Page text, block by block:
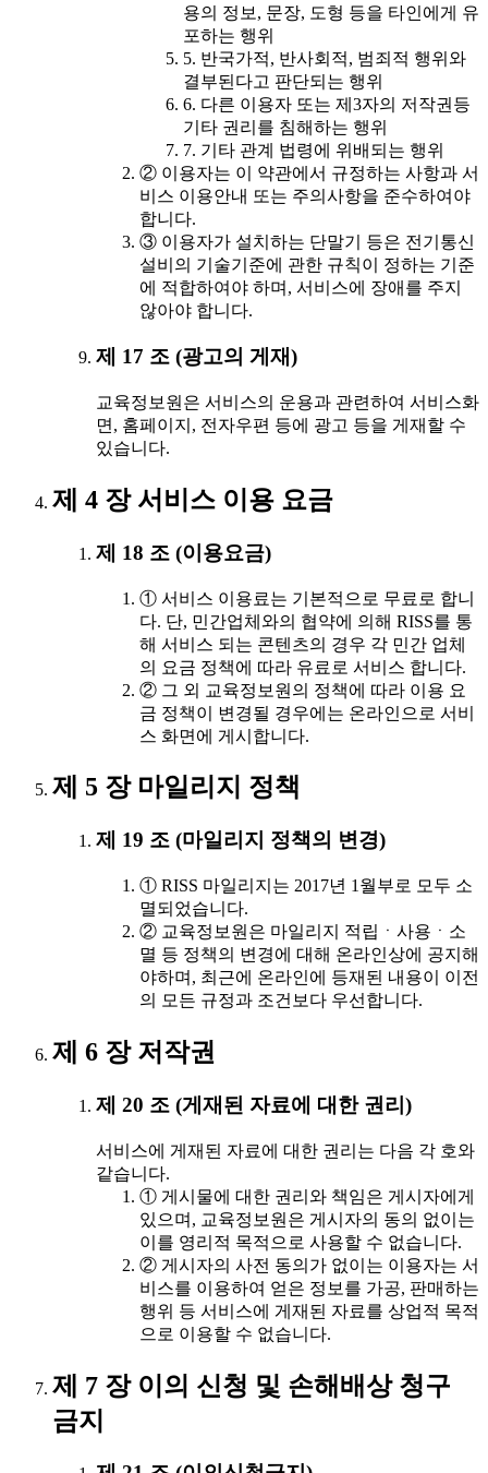
용의 정보, 문장, 도형 등을 타인에게 유
포하는 행위
5. 반국가적, 반사회적, 범죄적 행위와
결부된다고 판단되는 행위
6. 다른 이용자 또는 제3자의 저작권등
기타 권리를 침해하는 행위
7. 기타 관계 법령에 위배되는 행위
② 이용자는 이 약관에서 규정하는 사항과 서
비스 이용안내 또는 주의사항을 준수하여야
합니다.
③ 이용자가 설치하는 단말기 등은 전기통신
설비의 기술기준에 관한 규칙이 정하는 기준
에 적합하여야 하며, 서비스에 장애를 주지
않아야 합니다.
제 17 조 (광고의 게재)
교육정보원은 서비스의 운용과 관련하여 서비스화
면, 홈페이지, 전자우편 등에 광고 등을 게재할 수
있습니다.
제 4 장 서비스 이용 요금
제 18 조 (이용요금)
① 서비스 이용료는 기본적으로 무료로 합니
다. 단, 민간업체와의 협약에 의해 RISS를 통
해 서비스 되는 콘텐츠의 경우 각 민간 업체
의 요금 정책에 따라 유료로 서비스 합니다.
② 그 외 교육정보원의 정책에 따라 이용 요
금 정책이 변경될 경우에는 온라인으로 서비
스 화면에 게시합니다.
제 5 장 마일리지 정책
제 19 조 (마일리지 정책의 변경)
① RISS 마일리지는 2017년 1월부로 모두 소
멸되었습니다.
② 교육정보원은 마일리지 적립ㆍ사용ㆍ소
멸 등 정책의 변경에 대해 온라인상에 공지해
야하며, 최근에 온라인에 등재된 내용이 이전
의 모든 규정과 조건보다 우선합니다.
제 6 장 저작권
제 20 조 (게재된 자료에 대한 권리)
서비스에 게재된 자료에 대한 권리는 다음 각 호와
같습니다.
① 게시물에 대한 권리와 책임은 게시자에게
있으며, 교육정보원은 게시자의 동의 없이는
이를 영리적 목적으로 사용할 수 없습니다.
② 게시자의 사전 동의가 없이는 이용자는 서
비스를 이용하여 얻은 정보를 가공, 판매하는
행위 등 서비스에 게재된 자료를 상업적 목적
으로 이용할 수 없습니다.
제 7 장 이의 신청 및 손해배상 청구
금지